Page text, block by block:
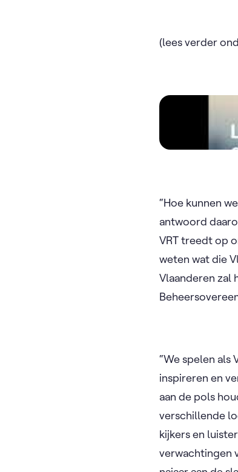
(lees verder
Video
“Hoe kunnen
antwoord
VRT treedt op
weten wat die
Vlaanderen zal
“We spelen als
inspireren en
aan de pols
verschillende
kijkers en
verwachtingen